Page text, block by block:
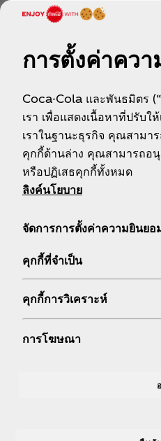
สาย ช.- 090-247-XXXX
ธนพนธ์ อ.- 090-934-XXXX
วิชัย ส.- 094-261-XXXX
จเด็จ ม.- 092-519-XXXX
สุรพล ค.- 095-137-XXXX
ณัฐวิชญ์ พ.- 093-693-XXXX
ธวัช ส.- 082-614-XXXX
ฟาตีม๊ะห์ ด.- 064-561-XXXX
การตั้งค่าคว
Coca-Cola และพันธมิตร (“
เรา เพื่อแสดงเนื้อหาที่ปรับ
เราในฐานะธุรกิจ คุณสามา
คุกกี้ด้านล่าง คุณสามารถอ
หรือปฏิเสธคุกกี้ทั้งหมด
ลิงค์นโยบาย
จัดการการตั้งค่าความยินยอ
คุกกี้ที่จำเป็น
คุกกี้การวิเคราะห์
การโฆษณา